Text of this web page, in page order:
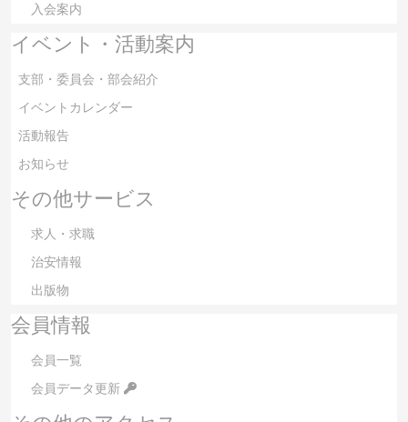
入会案内
イベント・活動案内
支部・委員会・部会紹介
イベントカレンダー
活動報告
お知らせ
その他サービス
求人・求職
治安情報
出版物
会員情報
会員一覧
会員データ更新